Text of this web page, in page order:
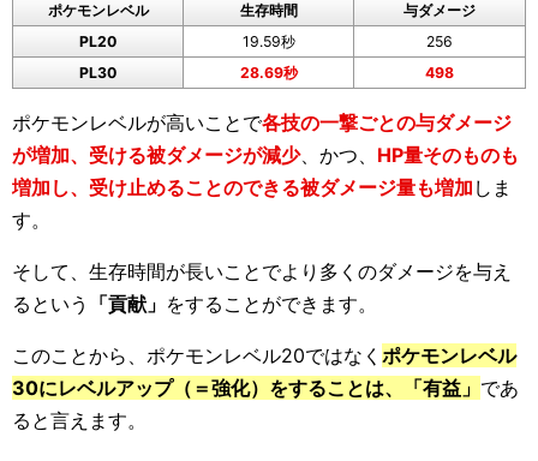
ポケモンレベル 生存時間
与ダメージ
PL20
19.59秒
256
PL30
28.69秒 498
ポケモンレベルが高いことで各技の一撃ごとの与ダメージ
が増加、受ける被ダメージが減少、かつ、 HP量そのものも
増加し、受け止めることのできる被ダメージ量も増加 しま
す。
そして、生存時間が長いことでより多くのダメージを与え
るという
「貢献」 をすることができます。
このことから、ポケモンレベル20ではなく ポケモンレベル
30にレベルアップ（＝強化）をすることは、「有益」 であ
ると言えます。